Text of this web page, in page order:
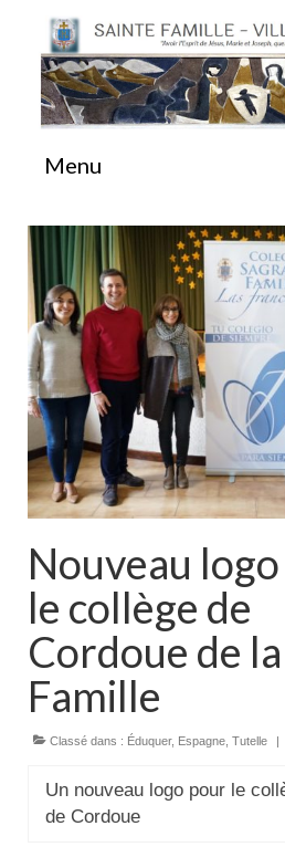
Menu
#87 (pas de titre)
Sainte Emilie
La Congrégation
La Maison-Mère
Actualités
Tutelle
Nouveau
le collège de
Cordoue de
Famille
Classé dans : Éduquer, Espagne Tutelle |
Un nouveau logo pour le
de Cordoue